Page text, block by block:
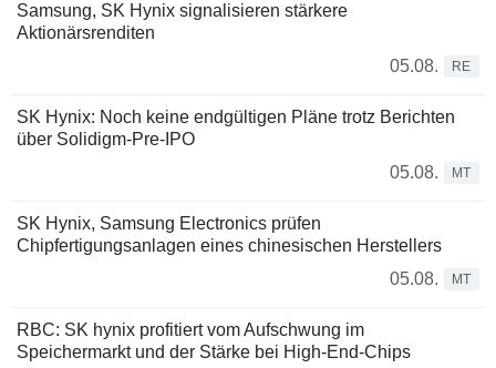
Samsung, SK Hynix signalisieren stärkere
Aktionärsrenditen
05.08.
RE
SK Hynix: Noch keine endgültigen Pläne trotz Berichten
über Solidigm-Pre-IPO
05.08.
MT
SK Hynix, Samsung Electronics prüfen
Chipfertigungsanlagen eines chinesischen Herstellers
05.08.
MT
RBC: SK hynix profitiert vom Aufschwung im
Speichermarkt und der Stärke bei High-End-Chips